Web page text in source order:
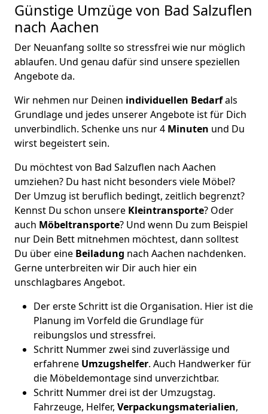
Günstige Umzüge von Bad Salzuflen
nach Aachen
Der Neuanfang sollte so stressfrei wie nur möglich
ablaufen. Und genau dafür sind unsere speziellen
Angebote da.
Wir nehmen nur Deinen individuellen Bedarfals
Grundlage und jedes unserer Angebote ist für Dich
unverbindlich. Schenke uns nur 4 Minuten und Du
wirst begeistert sein.
Du möchtest von Bad Salzuflen nach Aachen
umziehen? Du hast nicht besonders viele Möbel?
Der Umzug ist beruflich bedingt, zeitlich begrenzt?
Kennst Du schon unsere Kleintransporte? Oder
auch Möbeltransporte? Und wenn Du zum Beispiel
nur Dein Bett mitnehmen möchtest, dann solltest
Du über eine Beiladung nach Aachen nachdenken.
Gerne unterbreiten wir Dir auch hier ein
unschlagbares Angebot.
Der erste Schritt ist die Organisation. Hier ist die
Planung im Vorfeld die Grundlage für
reibungslos und stressfrei.
Schritt Nummer zwei sind zuverlässige und
erfahrene Umzugshelfer. Auch Handwerker für
die Möbeldemontage sind unverzichtbar.
Schritt Nummer drei ist der Umzugstag.
Fahrzeuge, Helfer, Verpackungsmaterialien,